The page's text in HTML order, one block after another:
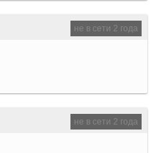
не в сети 2 года
не в сети 2 года